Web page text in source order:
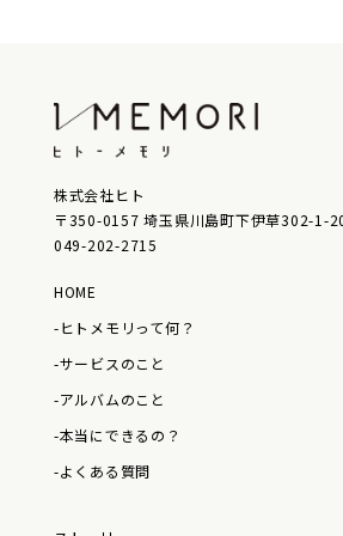
株式会社ヒト
〒350-0157 埼玉県川島町下伊草302-1-
049-202-2715
HOME
-ヒトメモリって何？
-サービスのこと
-アルバムのこと
-本当にできるの？
-よくある質問